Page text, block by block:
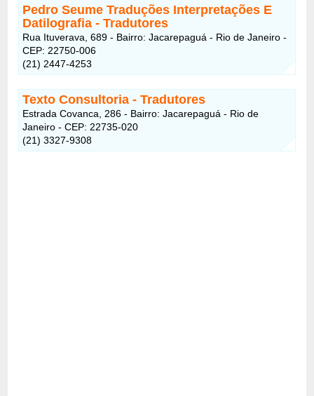
Pedro Seume Traduções Interpretações E
Datilografia - Tradutores
Rua Ituverava, 689 - Bairro: Jacarepaguá - Rio de Janeiro -
CEP: 22750-006
(21) 2447-4253
Texto Consultoria - Tradutores
Estrada Covanca, 286 - Bairro: Jacarepaguá - Rio de
Janeiro - CEP: 22735-020
(21) 3327-9308